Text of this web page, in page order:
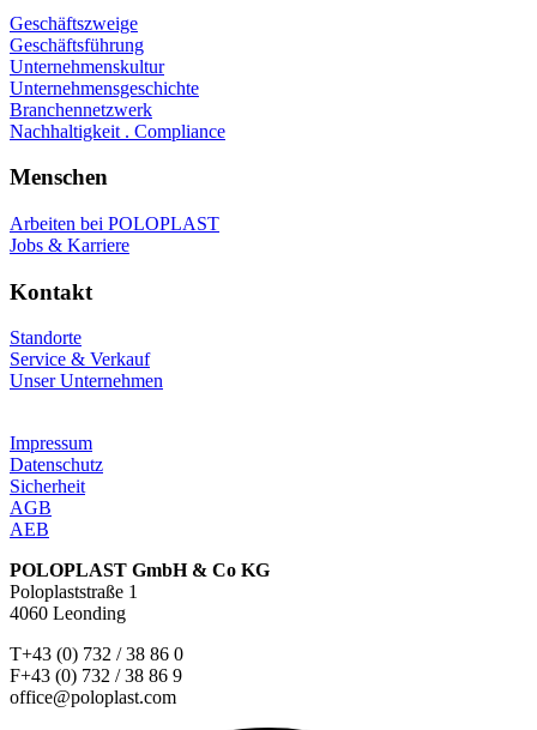
Geschäftszweige
Geschäftsführung
Unternehmenskultur
Unternehmensgeschichte
Branchennetzwerk
Nachhaltigkeit . Compliance
Menschen
Arbeiten bei POLOPLAST
Jobs & Karriere
Kontakt
Standorte
Service & Verkauf
Unser Unternehmen
Impressum
Datenschutz
Sicherheit
AGB
AEB
POLOPLAST GmbH & Co KG
Poloplaststraße 1
4060 Leonding
T+43 (0) 732 / 38 86 0
F+43 (0) 732 / 38 86 9
office@poloplast.com